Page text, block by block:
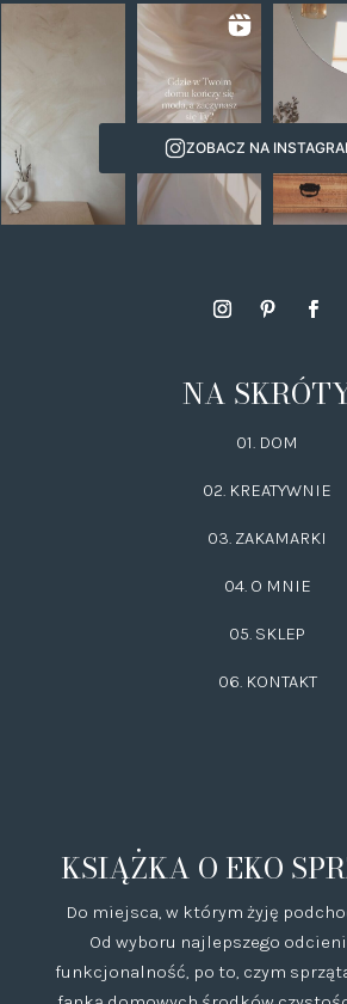
ZOBACZ NA
NA
01. DOM
02. KREATYWNIE
03. ZAKAMARKI
04. O MNIE
05. SKLEP
06. KONTAKT
KSIĄŻKA O EKO
Do miejsca, w którym żyję
Od wyboru najlepszego
funkcjonalność, po to, czym